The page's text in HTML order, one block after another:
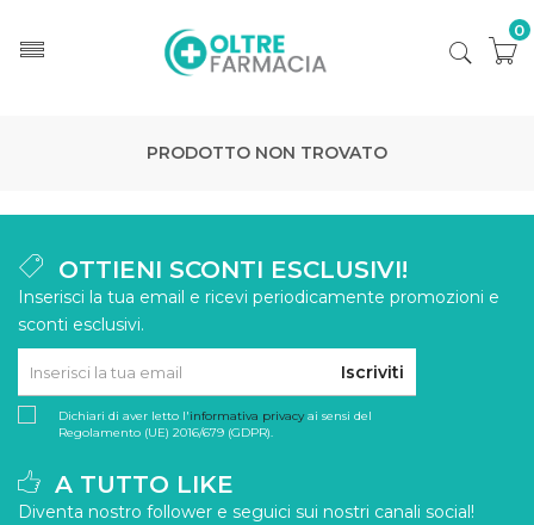
0
PRODOTTO NON TROVATO
OTTIENI SCONTI ESCLUSIVI!
Inserisci la tua email e ricevi periodicamente promozioni e
sconti esclusivi.
Iscriviti
Dichiari di aver letto l'informativa privacyai sensi del
Regolamento (UE) 2016/679 (GDPR).
A TUTTO LIKE
Diventa nostro follower e seguici sui nostri canali social!